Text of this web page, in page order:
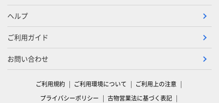
ヘルプ
ご利用ガイド
お問い合わせ
ご利用規約 ご利用環境について
ご利用上の注意
プライバシーポリシー
古物営業法に基づく表記